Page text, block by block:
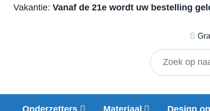
Vakantie: Vanaf de 21e wordt uw bestelling
Onderzetters Materiaal Design